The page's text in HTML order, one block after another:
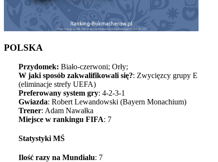
POLSKA
Przydomek: Biało-czerwoni; Orły;
W jaki sposób zakwalifikowali się?: Zwycięzcy grupy E
(eliminacje strefy UEFA)
Preferowany system gry: 4-2-3-1
Gwiazda: Robert Lewandowski (Bayern Monachium)
Trener: Adam Nawałka
Miejsce w rankingu FIFA: 7
Statystyki MŚ
Ilość razy na Mundialu: 7